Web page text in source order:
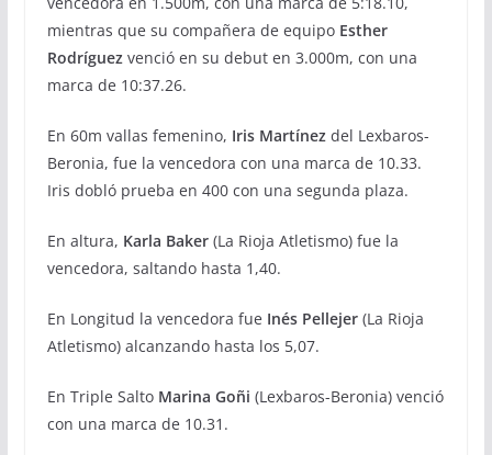
mientras que su compañera de equipo Esther
Rodríguezvenció en su debut en 3.000m, con una
marca de 10:37.26.
En 60m vallas femenino, Iris Martínezdel Lexbaros-
Beronia, fue la vencedora con una marca de 10.33.
Iris dobló prueba en 400 con una segunda plaza.
En altura, Karla Baker(La Rioja Atletismo) fue la
vencedora, saltando hasta 1,40.
En Longitud la vencedora fue Inés Pellejer(La Rioja
Atletismo) alcanzando hasta los 5,07.
En Triple Salto Marina Goñi (Lexbaros-Beronia) venció
con una marca de 10.31.